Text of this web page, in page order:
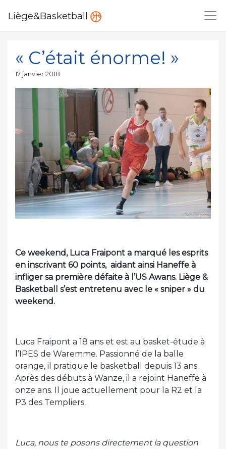
Liège&Basketball
« C’était énorme! »
Publié
17 janvier 2018
Ce weekend, Luca Fraipont a marqué les esprits
en inscrivant 60 points, aidant ainsi Haneffe à
infliger sa première défaite à l’US Awans. Liège &
Basketball s’est entretenu avec le « sniper » du
weekend.
Luca Fraipont a 18 ans et est au basket-étude à
l’IPES de Waremme. Passionné de la balle
orange, il pratique le basketball depuis 13 ans.
Après des débuts à Wanze, il a rejoint Haneffe à
onze ans. Il joue actuellement pour la R2 et la
P3 des Templiers.
Luca, nous te posons directement la question